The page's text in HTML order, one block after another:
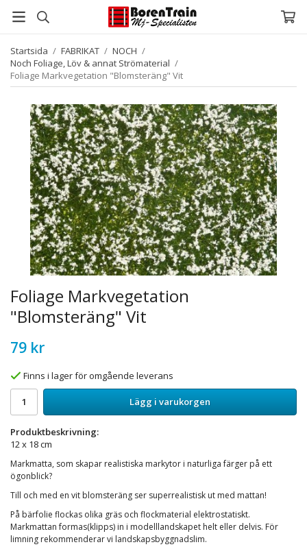
Startsida / FABRIKAT / NOCH /
Noch Foliage, Löv & annat Strömaterial /
Foliage Markvegetation "Blomsteräng" Vit
Foliage Markvegetation
"Blomsteräng" Vit
79 kr
Finns i lager för omgående leverans
Lägg i varukorgen
Produktbeskrivning:
12 x 18 cm
Markmatta, som skapar realistiska markytor i naturliga färger på ett
ögonblick?
Till och med en vit blomsteräng ser superrealistisk ut med mattan!
På bärfolie flockas olika gräs och flockmaterial elektrostatiskt.
Markmattan formas(klipps) in i modelllandskapet helt eller delvis. För
limning rekommenderar vi landskapsbyggnadslim.